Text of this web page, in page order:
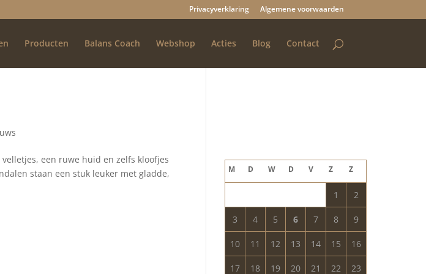
Privacyverklaring Algemene voorwaarden
Producten Balans Coach Webshop Acties Blog Contact
een ruwe huid en zelfs kloofjes
staan een stuk leuker met gladde,
M D W D V Z Z
1 2
3 4 5 6 7 8 9
10 11 12 13 14 15 16
17 18 19 20 21 22 23